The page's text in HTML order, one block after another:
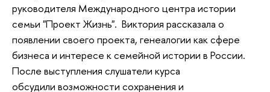
руководителя Международного центра истории
семьи "Проект Жизнь". Виктория рассказала о
появлении своего проекта, генеалогии как сфере
бизнеса и интересе к семейной истории в России.
После выступления слушатели курса
обсудили возможности сохранения и